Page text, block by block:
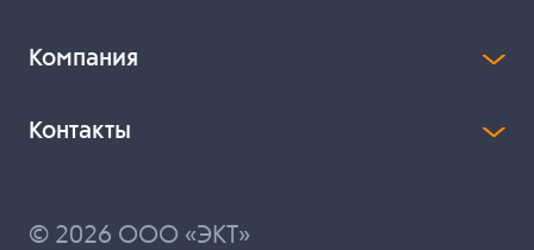
Компания
Контакты
© 2026 ООО «ЭКТ»